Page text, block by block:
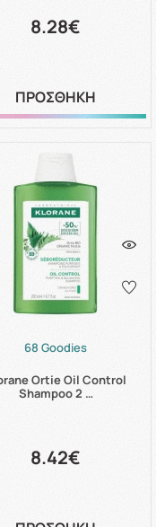
8.28€
ΠΡΟΣΘΗΚΗ
68 Goodies
Ortie Oil Control
Shampoo 2 …
8.42€